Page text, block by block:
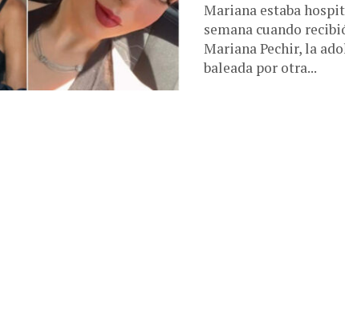
Mariana estaba
semana cuando
Mariana Pechir, la
baleada por otra...